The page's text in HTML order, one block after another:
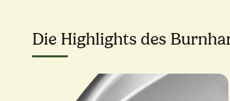
Die Highlights des